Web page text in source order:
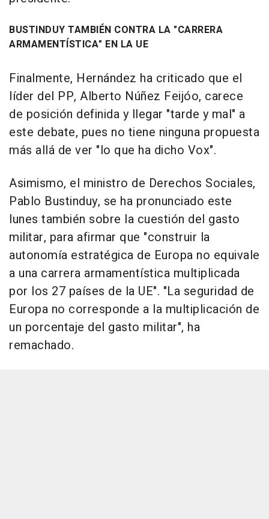
BUSTINDUY TAMBIÉN CONTRA LA "CARRERA
ARMAMENTÍSTICA" EN LA UE
Finalmente, Hernández ha criticado que el
líder del PP, Alberto Núñez Feijóo, carece
de posición definida y llegar "tarde y mal" a
este debate, pues no tiene ninguna propuesta
más allá de ver "lo que ha dicho Vox".
Asimismo, el ministro de Derechos Sociales,
Pablo Bustinduy, se ha pronunciado este
lunes también sobre la cuestión del gasto
militar, para afirmar que "construir la
autonomía estratégica de Europa no equivale
a una carrera armamentística multiplicada
por los 27 países de la UE". "La seguridad de
Europa no corresponde a la multiplicación de
un porcentaje del gasto militar", ha
remachado.